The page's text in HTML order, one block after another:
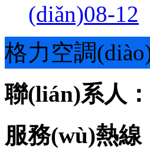
(diǎn)08-12
格力空調
聯(lián)系人：
服務(wù)熱線